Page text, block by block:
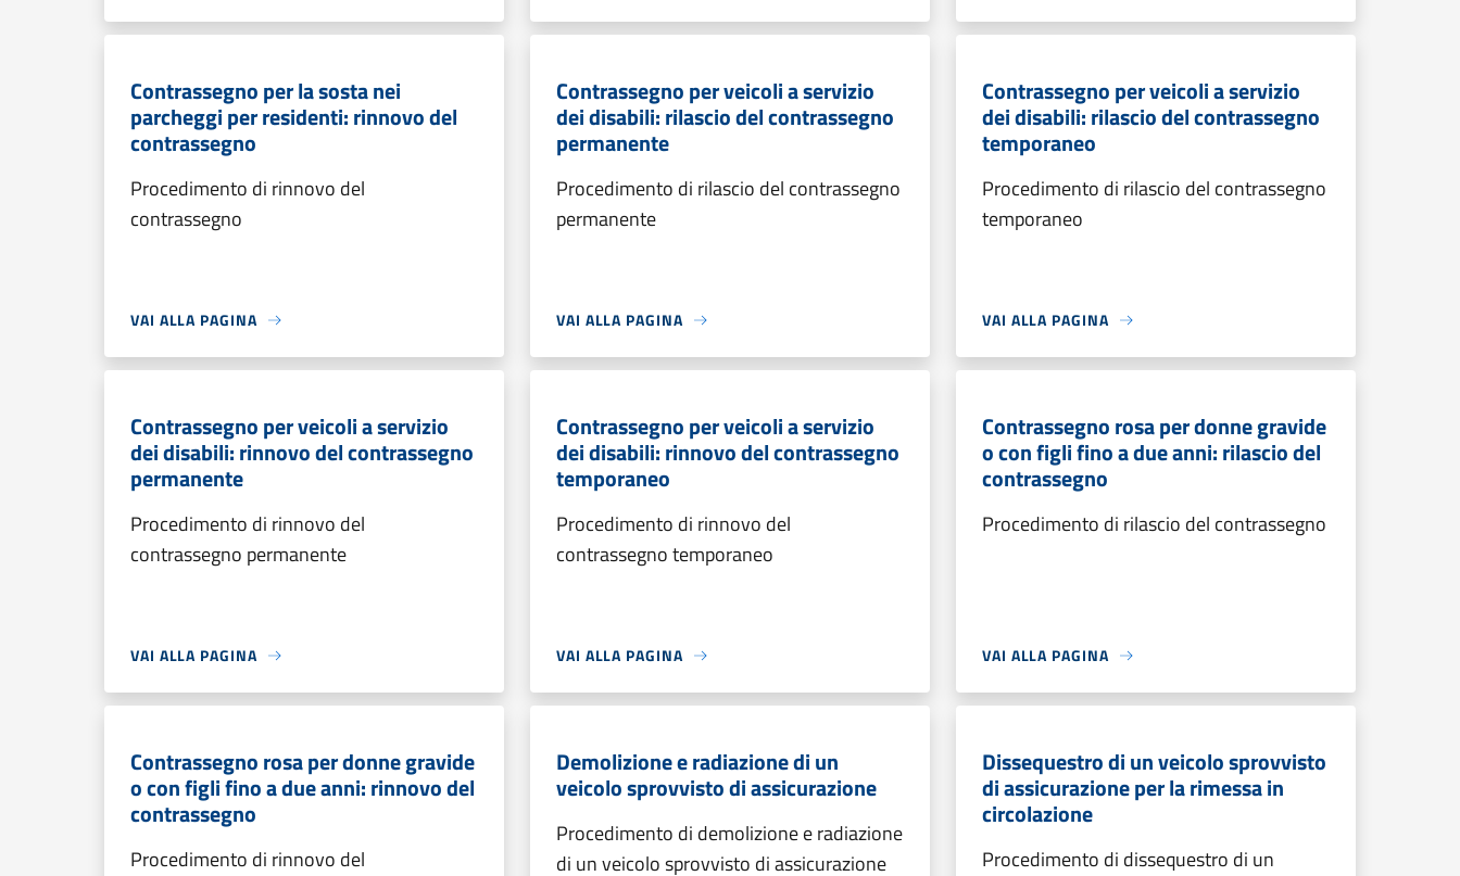
Contrassegno per la sosta nei
parcheggi per residenti: rinnovo del
contrassegno
Procedimento di rinnovo del
contrassegno
VAI ALLA PAGINA
Contrassegno per veicoli a servizio
dei disabili: rilascio del contrassegno
permanente
Procedimento di rilascio del contrassegno
permanente
VAI ALLA PAGINA
Contrassegno per veicoli a servizio
dei disabili: rilascio del contrassegno
temporaneo
Procedimento di rilascio del contrassegno
temporaneo
VAI ALLA PAGINA
Contrassegno per veicoli a servizio
dei disabili: rinnovo del contrassegno
permanente
Procedimento di rinnovo del
contrassegno permanente
VAI ALLA PAGINA
Contrassegno per veicoli a servizio
dei disabili: rinnovo del contrassegno
temporaneo
Procedimento di rinnovo del
contrassegno temporaneo
VAI ALLA PAGINA
Contrassegno rosa per donne gravide
o con figli fino a due anni: rilascio del
contrassegno
Procedimento di rilascio del contrassegno
VAI ALLA PAGINA
Contrassegno rosa per donne gravide
o con figli fino a due anni: rinnovo del
contrassegno
Procedimento di rinnovo del
Demolizione e radiazione di un
veicolo sprovvisto di assicurazione
Procedimento di demolizione e radiazione
di un veicolo sprovvisto di assicurazione
Dissequestro di un veicolo sprovvisto
di assicurazione per la rimessa in
circolazione
Procedimento di dissequestro di un